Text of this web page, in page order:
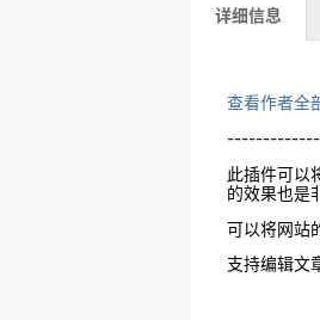
详细信息
查看作者全
此插件可以
的效果也是
可以将网站
支持编辑文